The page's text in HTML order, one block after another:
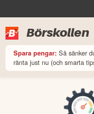
Börskollen
Spara pengar: Så sänker
ränta just nu (och smarta